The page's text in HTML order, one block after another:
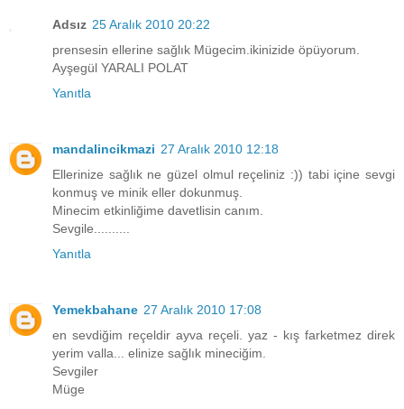
Adsız 25 Aralık 2010 20:22
prensesin ellerine sağlık Mügecim.ikinizide öpüyorum.
Ayşegül YARALI POLAT
Yanıtla
mandalincikmazi 27 Aralık 2010 12:18
Ellerinize sağlık ne güzel olmul reçeliniz :)) tabi içine sevgi
konmuş ve minik eller dokunmuş.
Minecim etkinliğime davetlisin canım.
Sevgile..........
Yanıtla
Yemekbahane 27 Aralık 2010 17:08
en sevdiğim reçeldir ayva reçeli. yaz - kış farketmez direk
yerim valla... elinize sağlık mineciğim.
Sevgiler
Müge